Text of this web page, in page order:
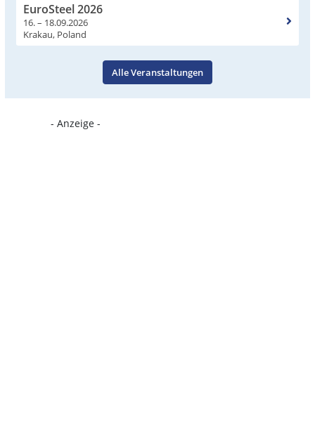
EuroSteel 2026
16. – 18.09.2026
Krakau, Poland
Alle Veranstaltungen
- Anzeige -